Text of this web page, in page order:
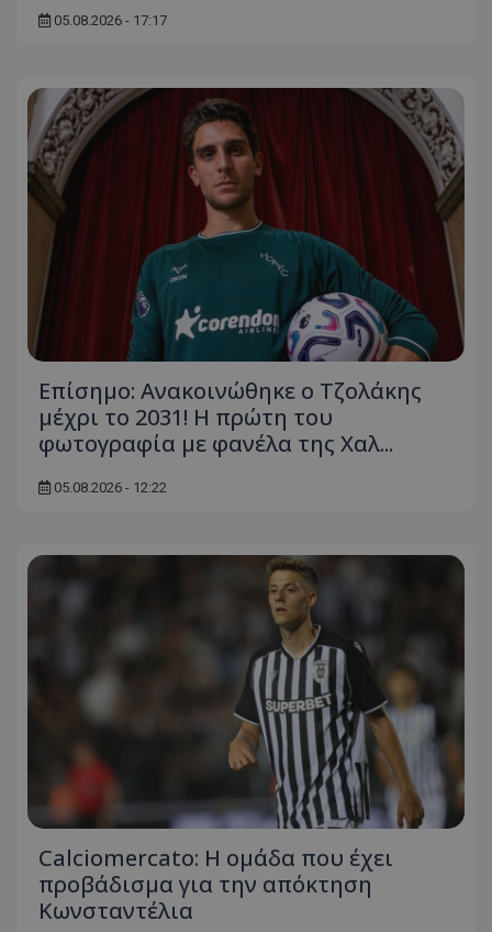
05.08.2026 - 17:17
Επίσημο: Ανακοινώθηκε ο Τζολάκης
μέχρι το 2031! Η πρώτη του
φωτογραφία με φανέλα της Χαλ...
05.08.2026 - 12:22
Calciomercato: Η ομάδα που έχει
προβάδισμα για την απόκτηση
Κωνσταντέλια